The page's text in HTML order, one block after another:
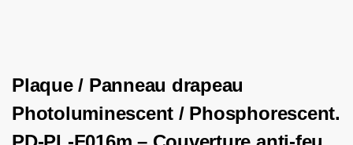
Plaque / Panneau drapeau
Photoluminescent / Phosphorescent.